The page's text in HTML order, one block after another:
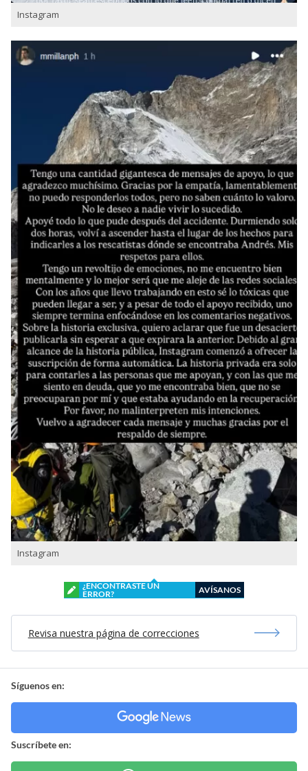
Instagram
Instagram
¿ENCONTRASTE UN
ERROR?
AVÍSANOS
Revisa nuestra página de correcciones
Síguenos en:
Suscríbete en: